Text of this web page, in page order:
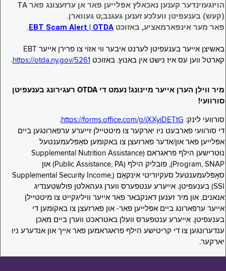
הויזגעזינדער קענען נאכאלץ אפּלייען פאר אן ערזעצונג פאר TA
(קעש) בענעפיטן וועלכע זענען געגנב;ט געווארן.
פאר מער אינפארמאציע, באזוכטEBT Scam Alert | OTDA
.
באשיצן אייער בענעפיטן לערנט איבער ווי אזוי צו פרירן אייער EBT
קארטל ווען עס איז נישט אין באנוץ. באזוכט https://otda.ny.gov/5261
.
מיר ווילן הערן אייער מיינונג! נעמט די OTDA רעגירונג בענעפיטן
סורוועי!
סורוועי לינק: https://forms.office.com/g/iXXyiDETtG
.
די סורוועי פארבעט ניו יארקער צו מיטטיילן זייערע ערפארונגען ביים
אפּלייען פאר און/אדער פארזעצן צו באקומען סאָפּלעמענטעל
נוּטרישען הילף פראגראם (Supplemental Nutrition Assistance
Program, SNAP), פובליק הילף (Public Assistance, PA) און
סאָפּלעמענטעל סעקיוריטי אינקאָם (Supplemental Security Income,
SSI) בענעפיטן. אייערע ענטפערס ווערן געהאלטן פולשטענדיג
אנאנים, און מיר זענען דאנקבאר פאר אייער וויליגקייט צו מיטטיילן
אייער ערפארונג ביים אפּלייען פאר- און פארזעצן צו באקומען די
בענעפיטן. אייערע ענטפערס וועלן באטראכט ווערן ביים מאכן
ענדערונגען צו די קריטישע הילף פראגראמען פאר אייך און אנדערע ניו
יארקער.